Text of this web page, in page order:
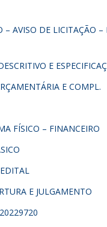
– AVISO DE LICITAÇÃO –
E
E COMPL.
FÍSICO – FINANCEIRO
E JULGAMENTO